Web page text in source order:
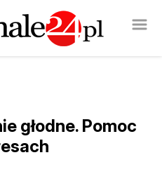
głodne. Pomoc